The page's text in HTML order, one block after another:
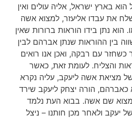
בארץ ישראל, אליה עולים ואין
את עבדו אליעזר, למצוא אשה
הוא נתן בידו הוראות ברורות שאין
בין ההוראות שנתן אברהם לבין
כשחזר עם רבקה, ואכן אנו רואים
והצליח. לעומת זאת, כאשר
מציאת אשה ליעקב, עליה נקרא
הורה יצחק ליעקב שירד
שם אשה. בבוא העת נלמד
יעקב ולאחר מכן חותנו – ניצל